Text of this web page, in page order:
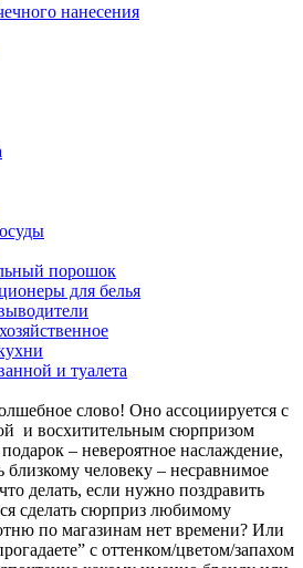
нанесения
порошок
для белья
и туалета
слово! Оно ассоциируется с
и восхитительным сюрпризом
– невероятное наслаждение,
близкому человеку – несравнимое
делать, если нужно поздравить
сделать сюрприз любимому
по магазинам нет времени? Или
с оттенком/цветом/запахом